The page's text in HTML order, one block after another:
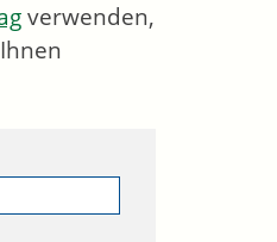
verwenden,